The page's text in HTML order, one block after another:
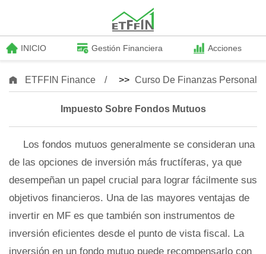
INICIO Gestión Financiera Acciones
ETFFIN Finance >> Curso De Finanzas
Impuesto Sobre Fondos Mutuos
Los fondos mutuos generalmente se consideran una
de las opciones de inversión más fructíferas, ya que
desempeñan un papel crucial para lograr fácilmente sus
objetivos financieros. Una de las mayores ventajas de
invertir en MF es que también son instrumentos de
inversión eficientes desde el punto de vista fiscal. La
inversión en un fondo mutuo puede recompensarlo con